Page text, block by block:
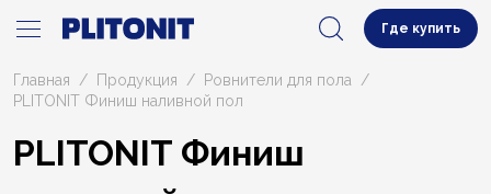
Где купить
Главная Продукция
Ровнители для пола
PLITONIT Финиш наливной пол
PLITONIT Финиш